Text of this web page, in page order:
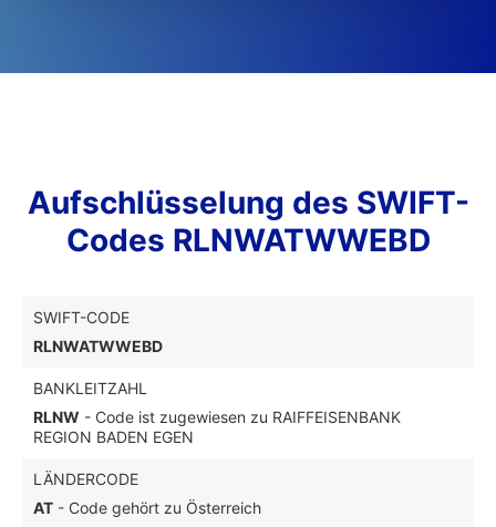
Aufschlüsselung des SWIFT-
Codes RLNWATWWEBD
SWIFT-CODE
RLNWATWWEBD
BANKLEITZAHL
RLNW - Code ist zugewiesen zu RAIFFEISENBANK
REGION BADEN EGEN
LÄNDERCODE
AT - Code gehört zu Österreich